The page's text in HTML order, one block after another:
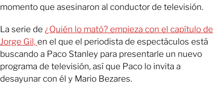
momento que asesinaron al conductor de televisión.
La serie de ¿Quién lo mató? empieza con el capítulo de
Jorge Gil, en el que el periodista de espectáculos está
buscando a Paco Stanley para presentarle un nuevo
programa de televisión, así que Paco lo invita a
desayunar con él y Mario Bezares.